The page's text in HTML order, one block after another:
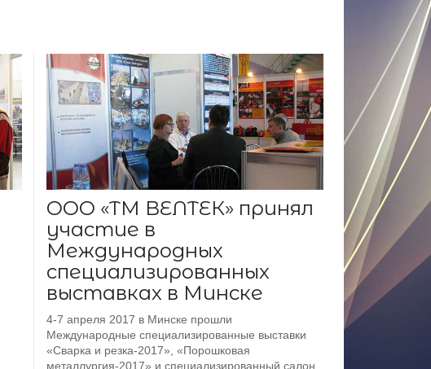
ООО «ТМ ВЕЛТЕК» принял
участие в
Международных
специализированных
выставках в Минске
4-7 апреля 2017 в Минске прошли
Международные специализированные выставки
«Сварка и резка-2017», «Порошковая
металлургия-2017» и специализированный салон